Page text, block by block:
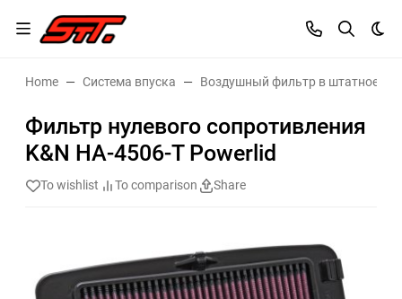
Home Система впуска Воздушный фильтр в штатное
Фильтр нулевого сопротивления
K&N HA-4506-T Powerlid
To wishlist To comparison Share